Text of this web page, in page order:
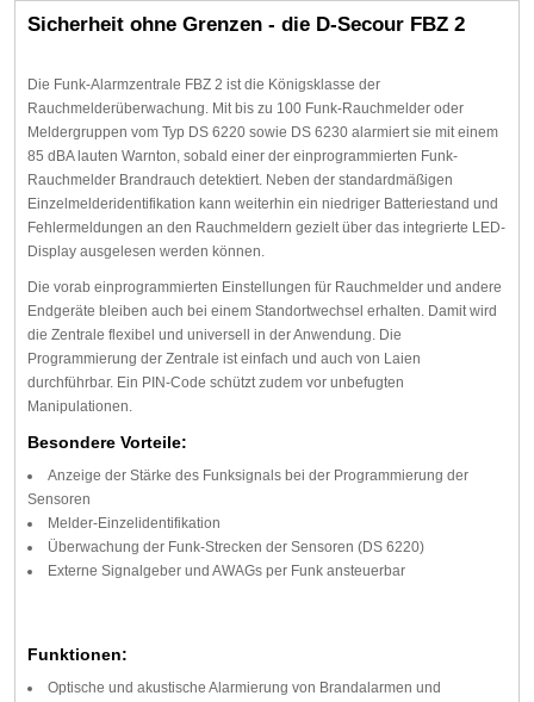
Sicherheit ohne Grenzen - die D-Secour FBZ 2
Die Funk-Alarmzentrale FBZ 2 ist die Königsklasse der
Rauchmelderüberwachung. Mit bis zu 100 Funk-Rauchmelder oder
Meldergruppen vom Typ DS 6220 sowie DS 6230 alarmiert sie mit einem
85 dBA lauten Warnton, sobald einer der einprogrammierten Funk-
Rauchmelder Brandrauch detektiert. Neben der standardmäßigen
Einzelmelderidentifikation kann weiterhin ein niedriger Batteriestand und
Fehlermeldungen an den Rauchmeldern gezielt über das integrierte LED-
Display ausgelesen werden können.
Die vorab einprogrammierten Einstellungen für Rauchmelder und andere
Endgeräte bleiben auch bei einem Standortwechsel erhalten. Damit wird
die Zentrale flexibel und universell in der Anwendung. Die
Programmierung der Zentrale ist einfach und auch von Laien
durchführbar. Ein PIN-Code schützt zudem vor unbefugten
Manipulationen.
Besondere Vorteile:
Anzeige der Stärke des Funksignals bei der Programmierung der
Sensoren
Melder-Einzelidentifikation
Überwachung der Funk-Strecken der Sensoren (DS 6220)
Externe Signalgeber und AWAGs per Funk ansteuerbar
Funktionen:
Optische und akustische Alarmierung von Brandalarmen und